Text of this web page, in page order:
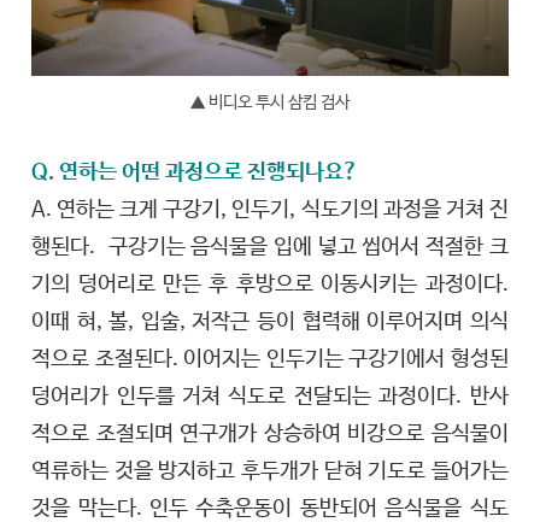
▲ 비디오 투시 삼킴 검사
Q. 연하는 어떤 과정으로 진행되나요?
A. 연하는 크게 구강기, 인두기, 식도기의 과정을 거쳐 진
행된다. 구강기는 음식물을 입에 넣고 씹어서 적절한 크
기의 덩어리로 만든 후 후방으로 이동시키는 과정이다.
이때 혀, 볼, 입술, 저작근 등이 협력해 이루어지며 의식
적으로 조절된다. 이어지는 인두기는 구강기에서 형성된
덩어리가 인두를 거쳐 식도로 전달되는 과정이다. 반사
적으로 조절되며 연구개가 상승하여 비강으로 음식물이
역류하는 것을 방지하고 후두개가 닫혀 기도로 들어가는
것을 막는다. 인두 수축운동이 동반되어 음식물을 식도